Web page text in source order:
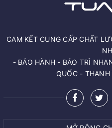
CAM KẾT CUNG CẤP CHẤT
- BẢO HÀNH - BẢO TRÌ
QUỐC -